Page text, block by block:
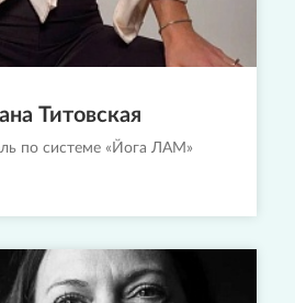
Титовская
по системе «Йога ЛАМ»